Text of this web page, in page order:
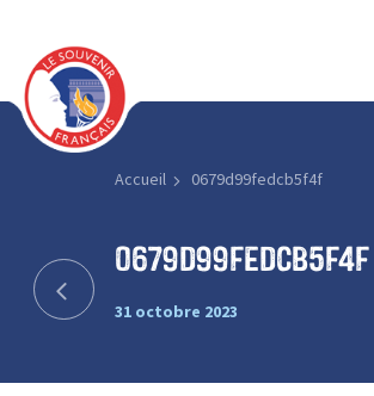
Accueil 0679d99fedcb5f4f
0679d99fedcb5f4f
31 octobre 2023